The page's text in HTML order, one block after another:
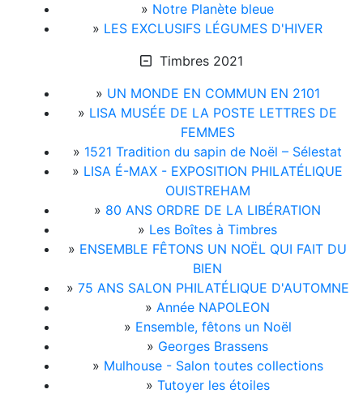
» Notre Planète bleue
» LES EXCLUSIFS LÉGUMES D'HIVER
Timbres 2021
» UN MONDE EN COMMUN EN 2101
» LISA MUSÉE DE LA POSTE LETTRES DE
FEMMES
» 1521 Tradition du sapin de Noël – Sélestat
» LISA É-MAX - EXPOSITION PHILATÉLIQUE
OUISTREHAM
» 80 ANS ORDRE DE LA LIBÉRATION
» Les Boîtes à Timbres
» ENSEMBLE FÊTONS UN NOËL QUI FAIT DU
BIEN
» 75 ANS SALON PHILATÉLIQUE D'AUTOMNE
» Année NAPOLEON
» Ensemble, fêtons un Noël
» Georges Brassens
» Mulhouse - Salon toutes collections
» Tutoyer les étoiles